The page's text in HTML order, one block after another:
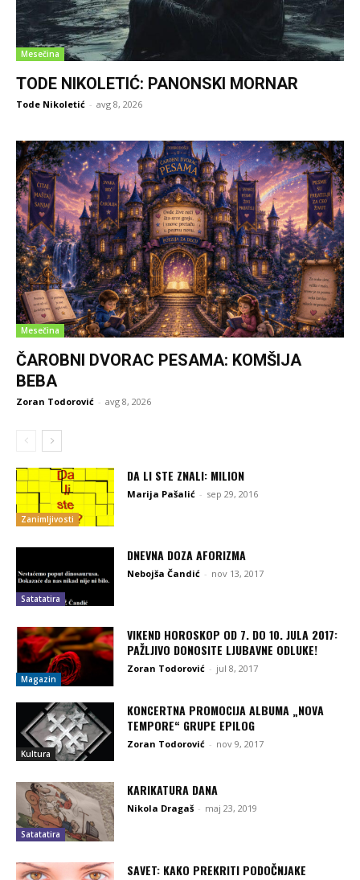
Mesečina
TODE NIKOLETIĆ: PANONSKI MORNAR
Tode Nikoletić - avg 8, 2026
Mesečina
ČAROBNI DVORAC PESAMA: KOMŠIJA
BEBA
Zoran Todorović - avg 8, 2026
Zanimljivosti
DA LI STE ZNALI: MILION
Marija Pašalić - sep 29, 2016
Satatatira
DNEVNA DOZA AFORIZMA
Nebojša Čandić - nov 13, 2017
Magazin
VIKEND HOROSKOP OD 7. DO 10. JULA 2017:
PAŽLJIVO DONOSITE LJUBAVNE ODLUKE!
Zoran Todorović - jul 8, 2017
Kultura
KONCERTNA PROMOCIJA ALBUMA „NOVA
TEMPORE“ GRUPE EPILOG
Zoran Todorović - nov 9, 2017
Satatatira
KARIKATURA DANA
Nikola Dragaš - maj 23, 2019
SAVET: KAKO PREKRITI PODOČNJAKE